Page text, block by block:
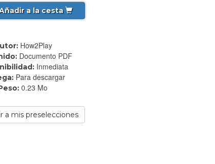
a la cesta
How2Play
Documento PDF
Inmediata
Para descargar
0.23 Mo
a mis preselecciones